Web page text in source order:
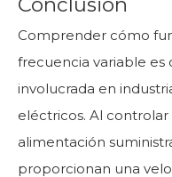
Comprender cómo
frecuencia variable es
involucrada en
eléctricos. Al
alimentación
proporcionan una